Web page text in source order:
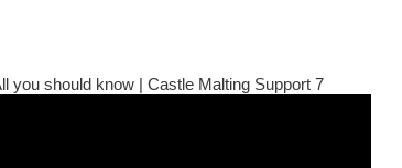
you should know | Castle Malting Support 7